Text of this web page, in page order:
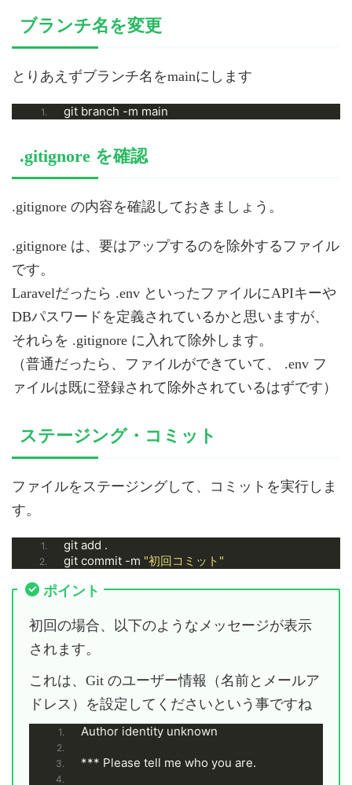
ブランチ名を変更
とりあえずブランチ名をmainにします
git branch -m main
.gitignore を確認
.gitignore の内容を確認しておきましょう。
.gitignore は、要はアップするのを除外するファイル
です。
Laravelだったら .env といったファイルにAPIキーや
DBパスワードを定義されているかと思いますが、
それらを .gitignore に入れて除外します。
（普通だったら、ファイルができていて、 .env フ
ァイルは既に登録されて除外されているはずです）
ステージング・コミット
ファイルをステージングして、コミットを実行しま
す。
git add .
git commit -m "初回コミット"
ポイント
初回の場合、以下のようなメッセージが表示
されます。
これは、Git のユーザー情報（名前とメールア
ドレス）を設定してくださいという事ですね
Author identity unknown
*** Please tell me who you are.